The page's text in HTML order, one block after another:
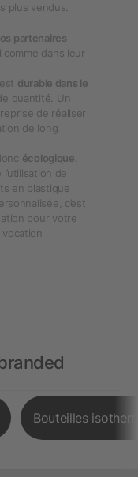
plus vendus.
partenaires
comme dans leur
durable dans le
quantité. Un
de réaliser
de long
écologique
de
en plastique
c’est
pour votre
Bouteilles